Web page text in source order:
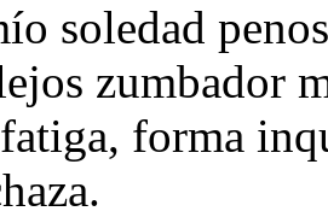
soledad
zumbador
forma